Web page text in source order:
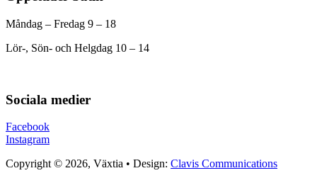
Måndag – Fredag 9 – 18
Lör-, Sön- och Helgdag 10 – 14
Sociala medier
Facebook
Instagram
Copyright © 2026, Växtia • Design: Clavis Communications